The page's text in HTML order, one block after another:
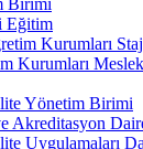
Eğitim
Kurumları
Kurumları
Yönetim Birimi
Akreditasyon
Uygulamaları